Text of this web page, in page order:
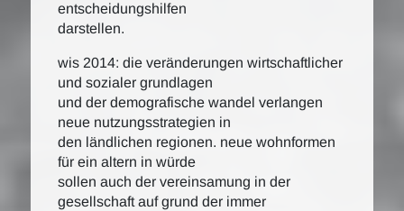
entscheidungshilfen
darstellen.
wis 2014: die veränderungen wirtschaftlicher
und sozialer grundlagen
und der demografische wandel verlangen
neue nutzungsstrategien in
den ländlichen regionen. neue wohnformen
für ein altern in würde
sollen auch der vereinsamung in der
gesellschaft auf grund der immer